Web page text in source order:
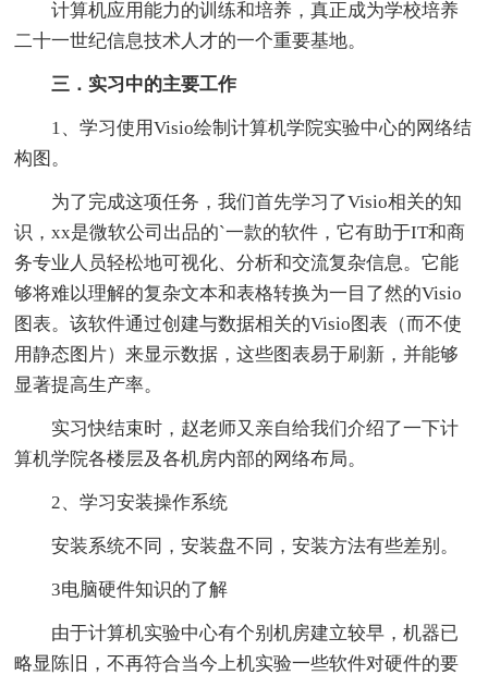
计算机应用能力的训练和培养，真正成为学校培养
二十一世纪信息技术人才的一个重要基地。
三．实习中的主要工作
1、学习使用Visio绘制计算机学院实验中心的网络结
构图。
为了完成这项任务，我们首先学习了Visio相关的知
识，xx是微软公司出品的`一款的软件，它有助于IT和商
务专业人员轻松地可视化、分析和交流复杂信息。它能
够将难以理解的复杂文本和表格转换为一目了然的Visio
图表。该软件通过创建与数据相关的Visio图表（而不使
用静态图片）来显示数据，这些图表易于刷新，并能够
显著提高生产率。
实习快结束时，赵老师又亲自给我们介绍了一下计
算机学院各楼层及各机房内部的网络布局。
2、学习安装操作系统
安装系统不同，安装盘不同，安装方法有些差别。
3电脑硬件知识的了解
由于计算机实验中心有个别机房建立较早，机器已
略显陈旧，不再符合当今上机实验一些软件对硬件的要